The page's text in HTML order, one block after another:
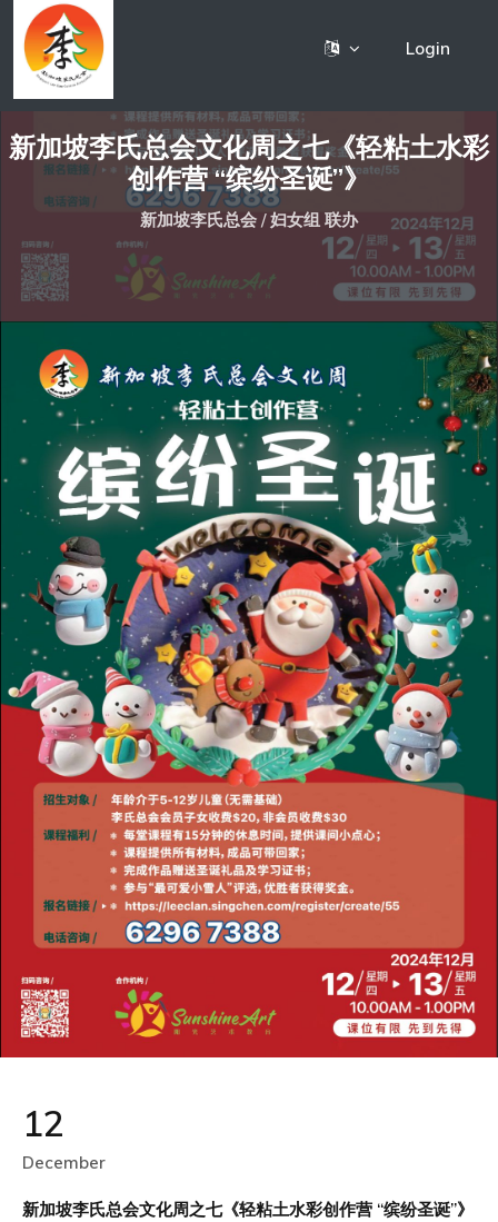
Login
新加坡李氏总会文化周之七《轻粘土水彩
创作营 “缤纷圣诞”》
新加坡李氏总会 / 妇女组 联办
12
December
新加坡李氏总会文化周之七《轻粘土水彩创作营 “缤纷圣诞”》